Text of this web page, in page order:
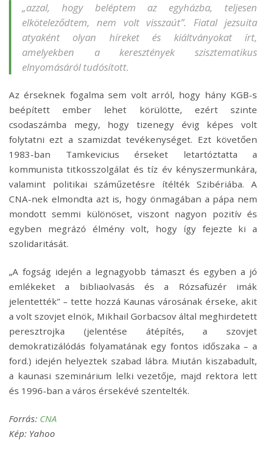
„azzal, hogy beléptem az egyházba, teljesen
elköteleződtem, nem volt visszaút”. Fiatal jezsuita
atyaként olyan híreket és kiáltványokat írt,
amelyekben a keresztények szisztematikus
elnyomásáról tudósított.
Az érseknek fogalma sem volt arról, hogy hány KGB-s
beépített ember lehet körülötte, ezért szinte
csodaszámba megy, hogy tizenegy évig képes volt
folytatni ezt a szamizdat tevékenységet. Ezt követően
1983-ban Tamkevicius érseket letartóztatta a
kommunista titkosszolgálat és tíz év kényszermunkára,
valamint politikai száműzetésre ítélték Szibériába. A
CNA-nek elmondta azt is, hogy önmagában a pápa nem
mondott semmi különöset, viszont nagyon pozitív és
egyben megrázó élmény volt, hogy így fejezte ki a
szolidaritását.
„A fogság idején a legnagyobb támaszt és egyben a jó
emlékeket a bibliaolvasás és a Rózsafüzér imák
jelentették” – tette hozzá Kaunas városának érseke, akit
a volt szovjet elnök, Mikhail Gorbacsov által meghirdetett
peresztrojka (jelentése átépítés, a szovjet
demokratizálódás folyamatának egy fontos időszaka – a
ford.) idején helyeztek szabad lábra. Miután kiszabadult,
a kaunasi szeminárium lelki vezetője, majd rektora lett
és 1996-ban a város érsekévé szentelték.
Forrás: CNA
Kép: Yahoo